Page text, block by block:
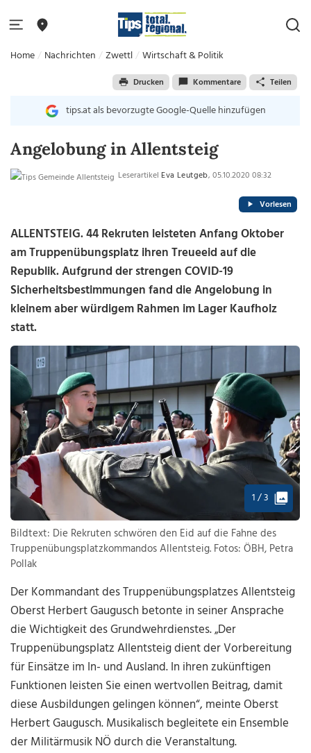
Home Nachrichten Zwettl Wirtschaft & Politik
Drucken Kommentare Teilen
tips.at als bevorzugte Google-Quelle hinzufügen
Angelobung in Allentsteig
Leserartikel Eva Leutgeb, 05.10.2020 08:32
Vorlesen
ALLENTSTEIG. 44 Rekruten leisteten Anfang Oktober
am Truppenübungsplatz ihren Treueeid auf die
Republik. Aufgrund der strengen COVID-19
Sicherheitsbestimmungen fand die Angelobung in
kleinem aber würdigem Rahmen im Lager Kaufholz
statt.
1 / 3
Bildtext: Die Rekruten schwören den Eid auf die Fahne des
Truppenübungsplatzkommandos Allentsteig. Fotos: ÖBH, Petra
Pollak
Der Kommandant des Truppenübungsplatzes Allentsteig
Oberst Herbert Gaugusch betonte in seiner Ansprache
die Wichtigkeit des Grundwehrdienstes. „Der
Truppenübungsplatz Allentsteig dient der Vorbereitung
für Einsätze im In- und Ausland. In ihren zukünftigen
Funktionen leisten Sie einen wertvollen Beitrag, damit
diese Ausbildungen gelingen können“, meinte Oberst
Herbert Gaugusch. Musikalisch begleitete ein Ensemble
der Militärmusik NÖ durch die Veranstaltung.